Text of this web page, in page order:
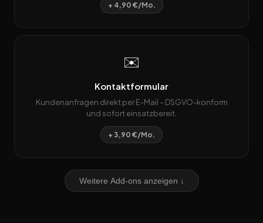
+ 4,90 €/Mo.
✉️
Kontaktformular
Kundenanfragen direkt per E-Mail – DSGVO-konform
und sofort einsatzbereit.
+ 3,90 €/Mo.
Weitere Add-ons anzeigen ↓